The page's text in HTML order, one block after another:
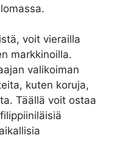
voit vierailla
markkinoilla.
valikoiman
kuten koruja,
Täällä voit ostaa